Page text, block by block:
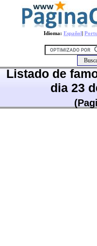
Idioma: Español|
Listado de
dia 23